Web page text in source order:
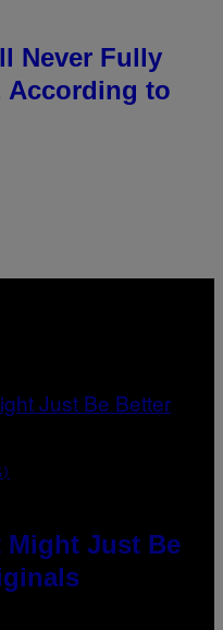
Never Fully
According to
Might Just Be